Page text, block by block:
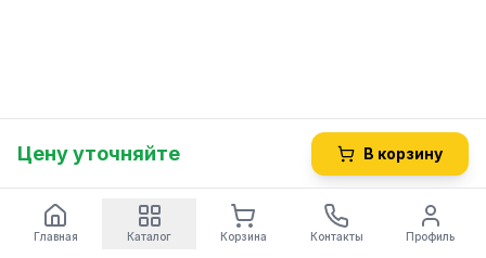
Цену уточняйте В корзину
Главная Каталог Корзина Контакты Профиль